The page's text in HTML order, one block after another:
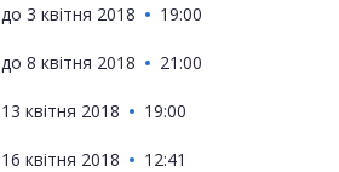
до 3 квітня 2018 19:00
до 8 квітня 2018 21:00
13 квітня 2018 19:00
16 квітня 2018 12:41